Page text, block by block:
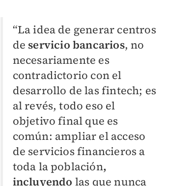
“La idea de generar centros
de servicio bancarios, no
necesariamente es
contradictorio con el
desarrollo de las fintech; es
al revés, todo eso el
objetivo final que es
común: ampliar el acceso
de servicios financieros a
toda la población,
incluyendo las que nunca